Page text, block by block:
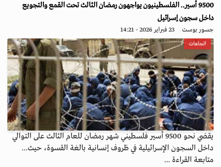
9500 أسير.. الفلسطينيون يواجهون رمضان الثالث تحت القمع والتجويع
داخل سجون إسرائيل
جسور بوست 23 فبراير 2026 - 14:21
اتجاهات
يقضي نحو 9500 أسير فلسطيني شهر رمضان للعام الثالث على التوالي
داخل السجون الإسرائيلية في ظروف إنسانية بالغة القسوة، حيث...
متابعة القراءة ...